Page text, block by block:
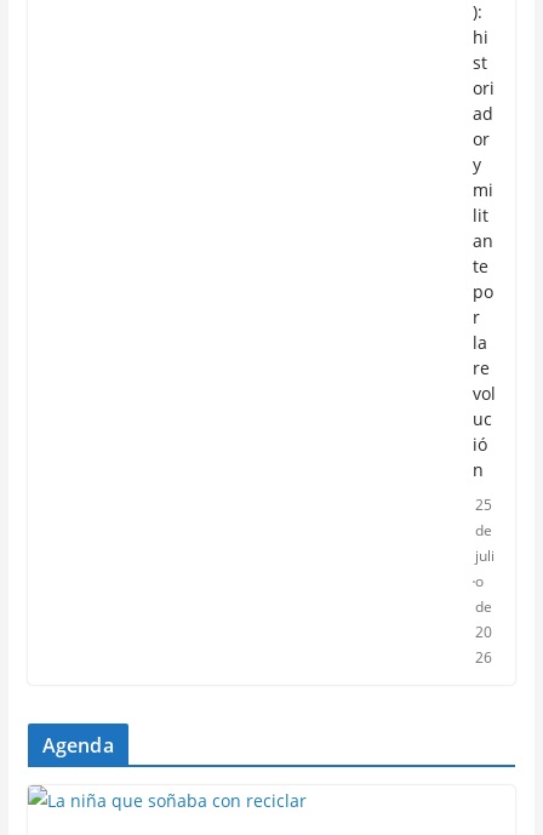
):
hi
st
ori
ad
or
y
mi
lit
an
te
po
r
la
re
vol
uc
ió
n
25
de
juli
o
de
20
26
Agenda